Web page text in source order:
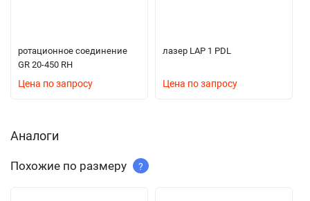
ротационное соединение
GR 20-450 RH
Цена по запросу
лазер LAP 1 PDL
Цена по запросу
Аналоги
Похожие по размеру ?